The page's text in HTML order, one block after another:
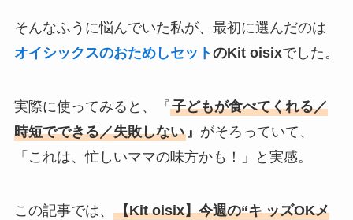
そんなふうに悩んでいた私が、最初に選んだのは
オイシックスのおためしセットのKit oisixでした。
実際に使ってみると、『子どもが食べてくれる／
時短でできる／失敗しない』 がそろっていて、
「これは、忙しいママの味方かも！」と実感。
この記事では、 【Kit oisix】今週の“キ ッズOKメ